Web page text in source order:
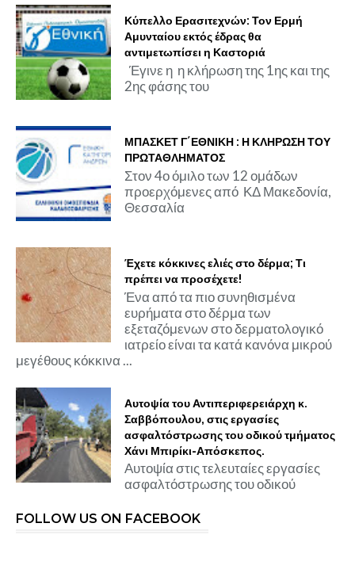
Κύπελλο Ερασιτεχνών: Τον Ερμή
Αμυνταίου εκτός έδρας θα
αντιμετωπίσει η Καστοριά
Έγινε η η κλήρωση της 1ης και της
2ης φάσης του
ΜΠΑΣΚΕΤ Γ΄ΕΘΝΙΚΗ : Η ΚΛΗΡΩΣΗ ΤΟΥ
ΠΡΩΤΑΘΛΗΜΑΤΟΣ
Στον 4ο όμιλο των 12 ομάδων
προερχόμενες από ΚΔ Μακεδονία,
Θεσσαλία
Έχετε κόκκινες ελιές στο δέρμα; Τι
πρέπει να προσέχετε!
Ένα από τα πιο συνηθισμένα
ευρήματα στο δέρμα των
εξεταζόμενων στο δερματολογικό
ιατρείο είναι τα κατά κανόνα μικρού
μεγέθους κόκκινα ...
Αυτοψία του Αντιπεριφερειάρχη κ.
Σαββόπουλου, στις εργασίες
ασφαλτόστρωσης του οδικού τμήματος
Χάνι Μπιρίκι-Απόσκεπος.
Αυτοψία στις τελευταίες εργασίες
ασφαλτόστρωσης του οδικού
FOLLOW US ON FACEBOOK